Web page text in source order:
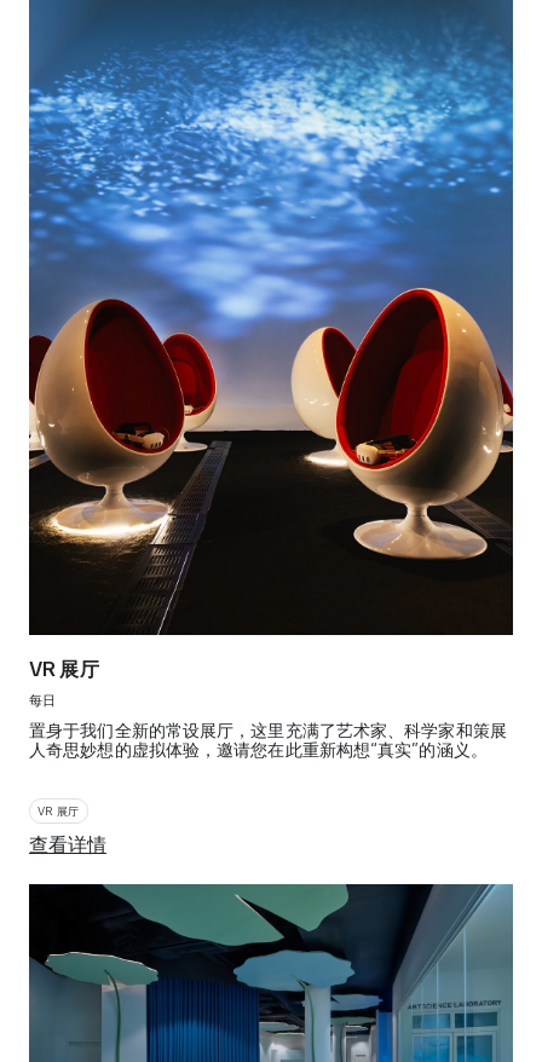
VR 展厅
每日
置身于我们全新的常设展厅，这里充满了艺术家、科学家和策展
人奇思妙想的虚拟体验，邀请您在此重新构想“真实”的涵义。
VR 展厅
查看详情